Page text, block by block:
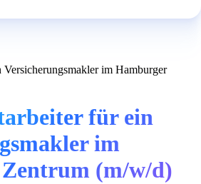
im Hamburger
für ein
im
(m/w/d)